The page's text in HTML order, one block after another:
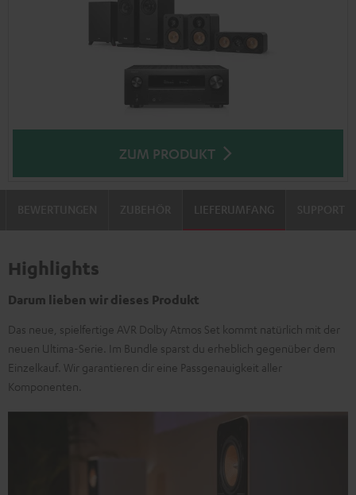
ZUM PRODUKT
LIEFERUMFANG
Highlights
Darum lieben wir dieses Produkt
Das neue, spielfertige AVR Dolby Atmos Set kommt natürlich mit der
neuen Ultima-Serie. Im Bundle sparst du erheblich gegenüber dem
Einzelkauf. Wir garantieren dir eine Passgenauigkeit aller
Komponenten.